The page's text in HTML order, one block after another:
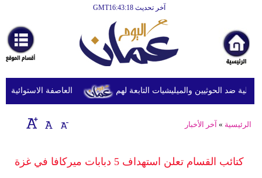
آخر تحديث GMT16:43:18
أخبارعاجلة
رياضة
ثقافة
إقتصاد
وموسيقى
العاصفة الاستوائية ضد الحوثيين والميليشيات التابعة لهم
الرئيسية » آخر الأخبار
كتائب القسام تعلن استهداف 5 دبابات ميركافا في غزة